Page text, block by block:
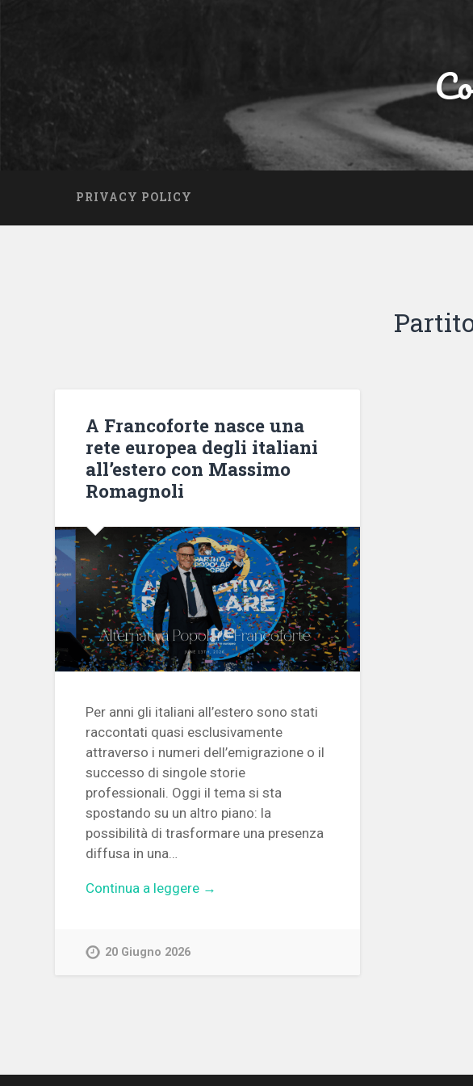
PRIVACY POLICY
A Francoforte nasce una
rete europea degli italiani
all’estero con Massimo
Romagnoli
Per anni gli italiani all’estero sono stati
raccontati quasi esclusivamente
attraverso i numeri dell’emigrazione o il
successo di singole storie
professionali. Oggi il tema si sta
spostando su un altro piano: la
possibilità di trasformare una presenza
diffusa in una…
Continua a leggere →
20 Giugno 2026